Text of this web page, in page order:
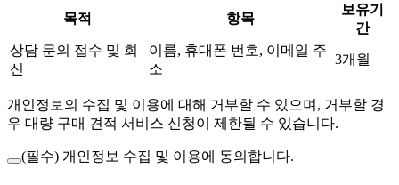
목적 항목
보유기
간
상담 문의 접수 및 회
신
이름, 휴대폰 번호, 이메일 주
소
3개월
개인정보의 수집 및 이용에 대해 거부할 수 있으며, 거부할 경
우 대량 구매 견적 서비스 신청이 제한될 수 있습니다.
(필수) 개인정보 수집 및 이용에 동의합니다.